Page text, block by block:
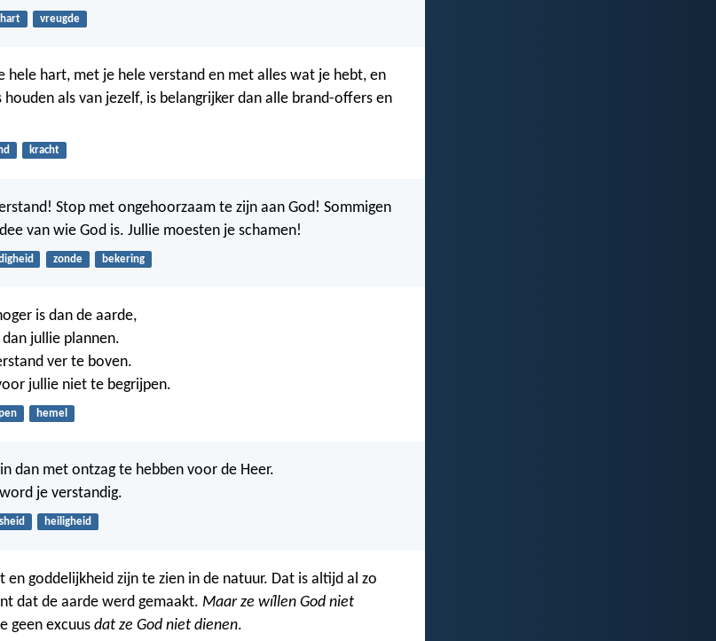
hart vreugde
hele hart, met je hele verstand en met alles wat je hebt, en
als van jezelf, is belangrijker dan alle brand-offers en
kracht
Stop met ongehoorzaam te zijn aan God! Sommigen
van wie God is. Jullie moesten je schamen!
zonde bekering
is dan de aarde,
jullie plannen.
ver te boven.
jullie niet te begrijpen.
hemel
dan met ontzag te hebben voor de Heer.
je verstandig.
heiligheid
en goddelijkheid zijn te zien in de natuur. Dat is altijd al zo
dat de aarde werd gemaakt. Maar ze wíllen God niet
geen excuus dat ze God niet dienen.